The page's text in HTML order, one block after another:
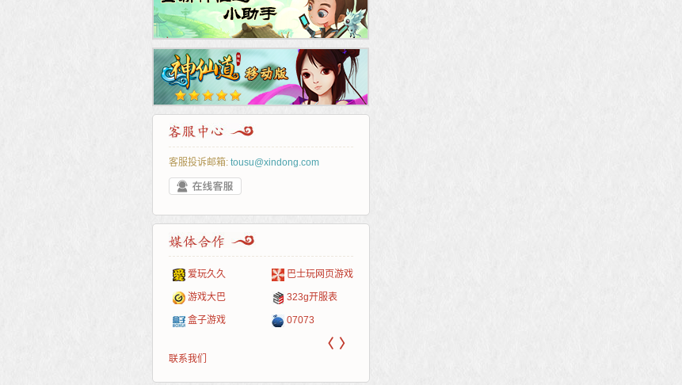
客服投诉邮箱: tousu@xindong.com
爱玩久久 巴士玩网页游戏
游戏大巴 323g开服表
盒子游戏 07073
〈 〉
联系我们